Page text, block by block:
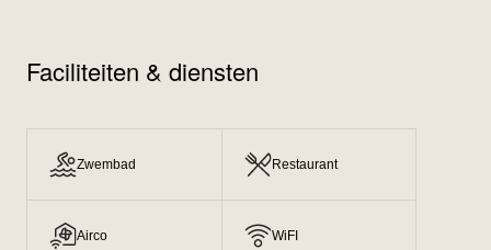
Faciliteiten & diensten
Zwembad Restaurant
Airco WiFI